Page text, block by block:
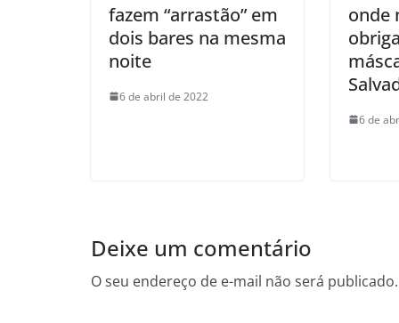
fazem “arrastão” em
dois bares na mesma
noite
6 de abril de 2022
onde
6 de
Deixe um comentário
O seu endereço de e-mail não será publicado.